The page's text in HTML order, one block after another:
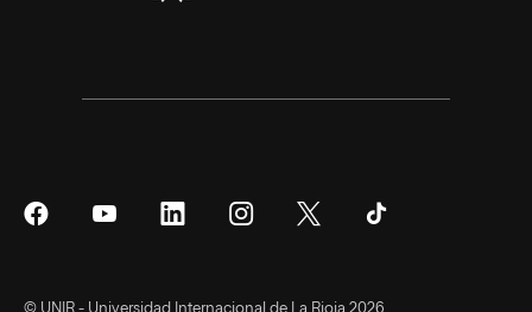
SíguenosSíguenos
SíguenosSíguenos
Síguenos